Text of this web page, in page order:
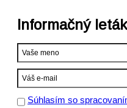
Informačný leták
Súhlasím so